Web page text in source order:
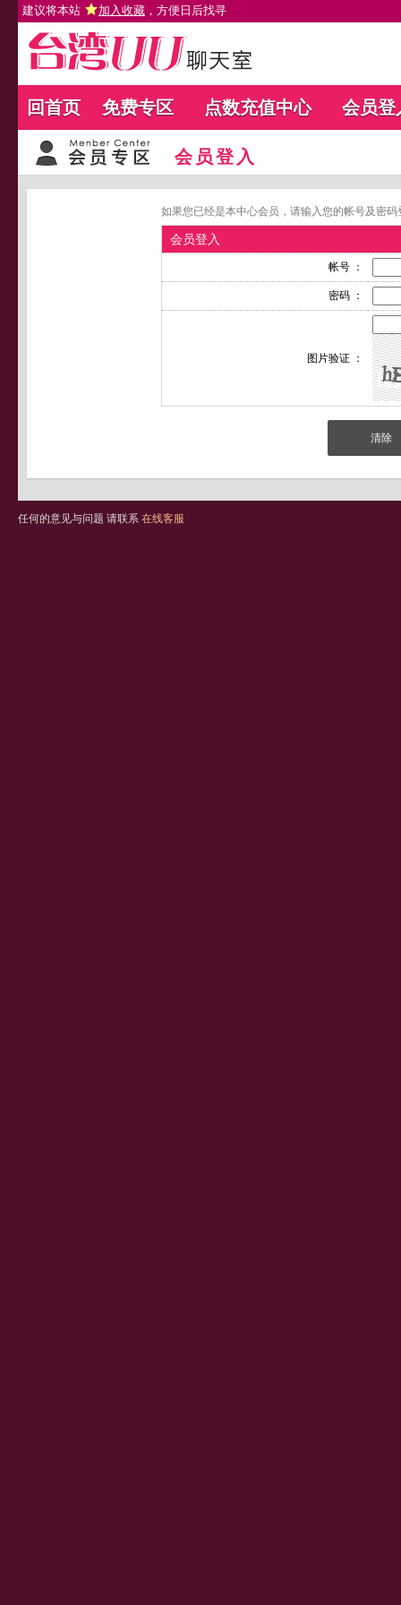
建议将本站 加入收藏 ，方便日后找寻
回首页 免费专区 点数充值中心 会员登
会员登入
如果您已经是本中心会员，请输入您的帐号及密
会员登入
帐号 ：
密码 ：
图片验证 ：
任何的意见与问题 请联系 在线客服